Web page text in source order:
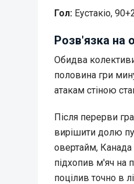
Гол: Еустакіо,
Розв'язка на
Обидва
половина гри
атакам стіною
Після перерви
вирішити долю
овертайм, Канада
підхопив м'яч на
поцілив точно в